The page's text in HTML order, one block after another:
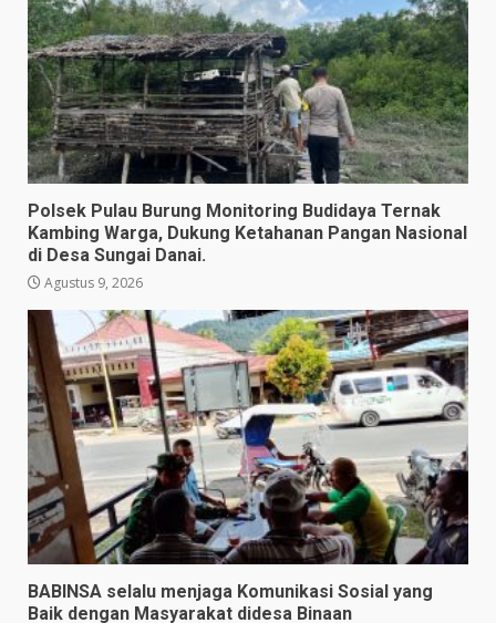
Polsek Pulau Burung Monitoring Budidaya Ternak
Kambing Warga, Dukung Ketahanan Pangan Nasional
di Desa Sungai Danai.
Agustus 9, 2026
BABINSA selalu menjaga Komunikasi Sosial yang
Baik dengan Masyarakat didesa Binaan